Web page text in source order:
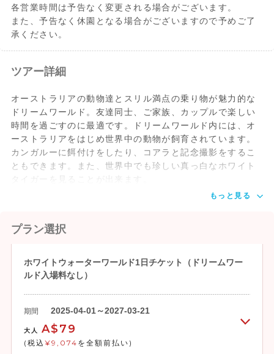
各営業時間は予告なく変更される場合がございます。
また、予告なく休園となる場合がございますので予めご了
承ください。
ツアー詳細
オーストラリアの動物達とスリル満点の乗り物が魅力的な
ドリームワールド。友達同士、ご家族、カップルで楽しい
時間を過ごすのに最適です。ドリームワールド内には、オ
ーストラリアをはじめ世界中の動物が飼育されています。
カンガルーに餌付けをしたり、コアラと記念撮影をするこ
ともできます。また、世界中でも珍しい真っ白なホワイト
タイガーを見ることが出来ます。
もっと見る
プラン選択
ホワイトウォーターワールド1日チケット（ドリームワー
ルド入場料なし）
期間 2025-04-01～2027-03-21
大人 A$79
(税込 ¥9,074 を全額前払い)